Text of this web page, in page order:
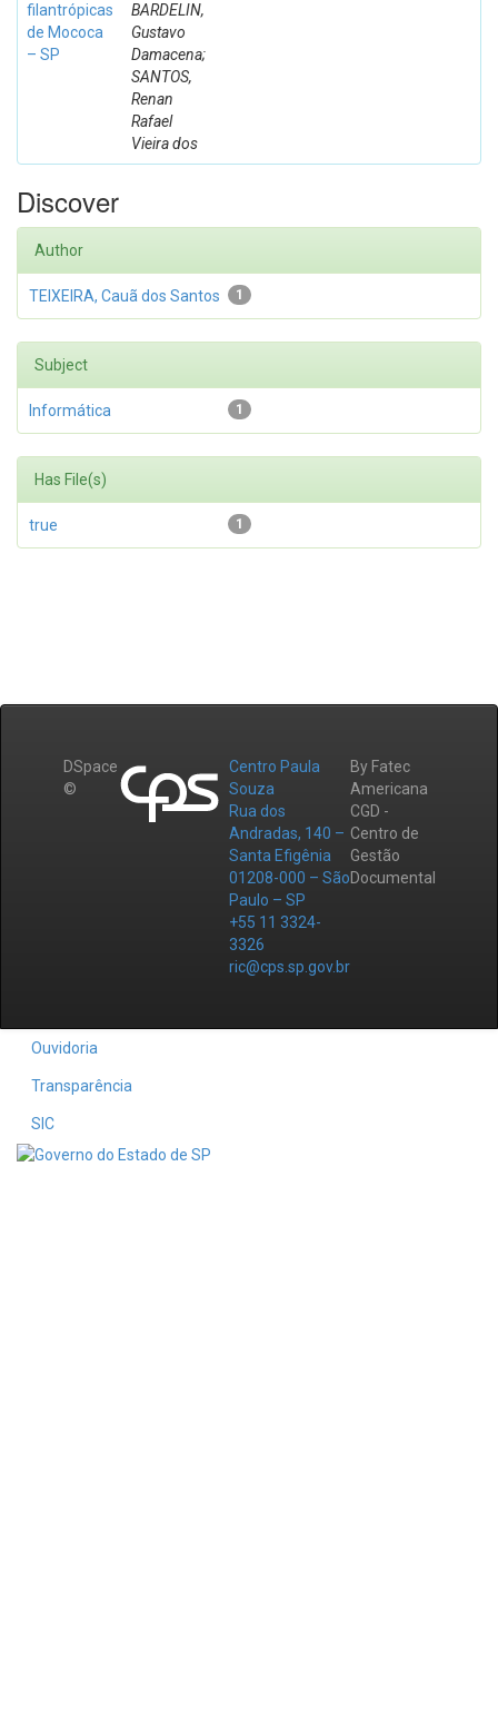
filantrópicas
de Mococa
– SP
BARDELIN,
Gustavo
Damacena;
SANTOS,
Renan
Rafael
Vieira dos
Discover
Author
1
TEIXEIRA, Cauã dos Santos
Subject
1
Informática
Has File(s)
1
true
DSpace
©
Centro Paula
Souza
Rua dos
Andradas, 140 –
Santa Efigênia
01208-000 – São
Paulo – SP
+55 11 3324-
3326
ric@cps.sp.gov.br
By Fatec
Americana
CGD -
Centro de
Gestão
Documental
Ouvidoria
Transparência
SIC